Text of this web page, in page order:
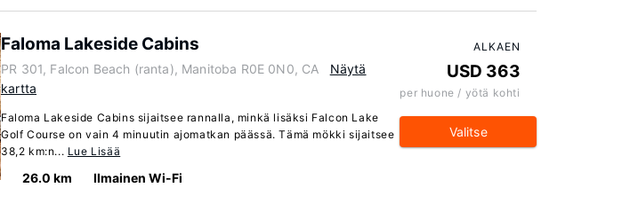
Faloma Lakeside Cabins
PR 301, Falcon Beach (ranta), Manitoba R0E 0N0, CA
Näytä
kartta
Faloma Lakeside Cabins sijaitsee rannalla, minkä lisäksi Falcon Lake
Golf Course on vain 4 minuutin ajomatkan päässä. Tämä mökki sijaitsee
38,2 km:n... Lue Lisää
26.0 km Ilmainen Wi-Fi
ALKAEN
USD 363
per huone / yötä kohti
Valitse